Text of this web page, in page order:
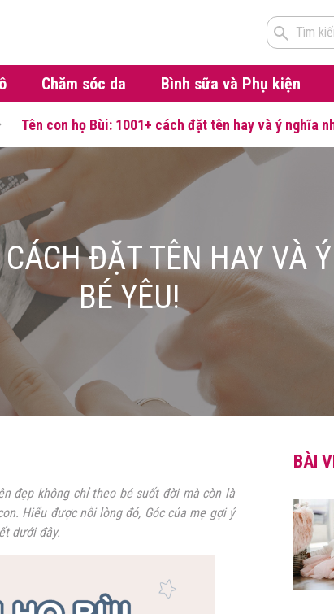
Tìm
Chăm sóc da Bình sữa và Phụ kiện
Tên con họ Bùi: 1001+ cách đặt tên hay và ý nghĩa
ĐẶT TÊN HAY VÀ
BÉ YÊU!
đẹp không chỉ theo bé suốt đời mà còn là
Hiểu được nỗi lòng đó, Góc của mẹ gợi ý
dưới đây.
BÀI